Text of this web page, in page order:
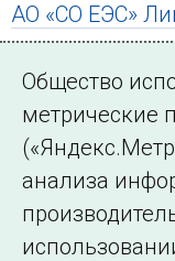
АО «СО ЕЭС»
Общество
метрические
анализа